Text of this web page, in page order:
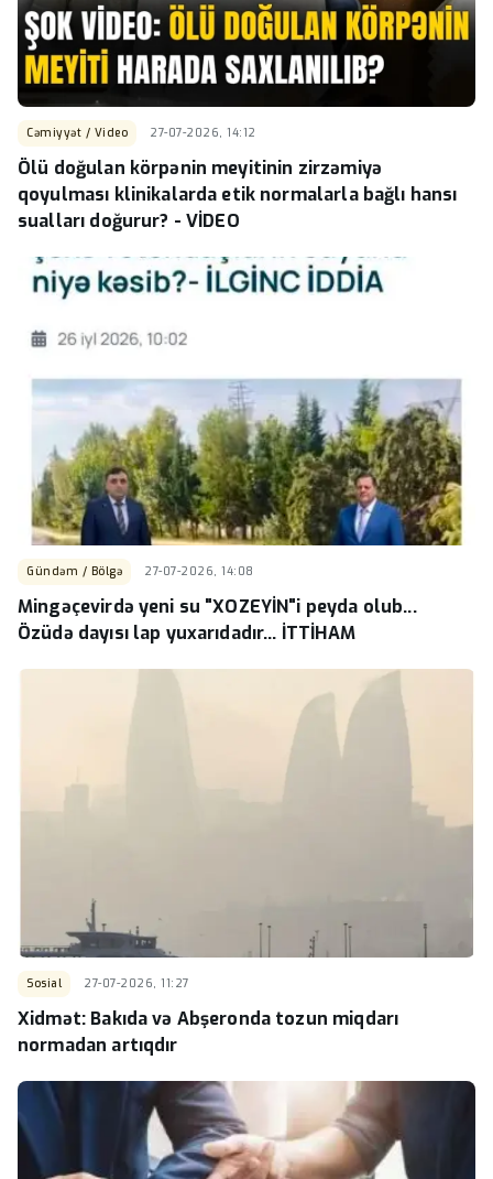
Cəmiyyət / Video 27-07-2026, 14:12
Ölü doğulan körpənin meyitinin zirzəmiyə
qoyulması klinikalarda etik normalarla bağlı hansı
sualları doğurur? - VİDEO
Gündəm / Bölgə 27-07-2026, 14:08
Mingəçevirdə yeni su "XOZEYİN"i peyda olub...
Özüdə dayısı lap yuxarıdadır... İTTİHAM
Sosial 27-07-2026, 11:27
Xidmət: Bakıda və Abşeronda tozun miqdarı
normadan artıqdır